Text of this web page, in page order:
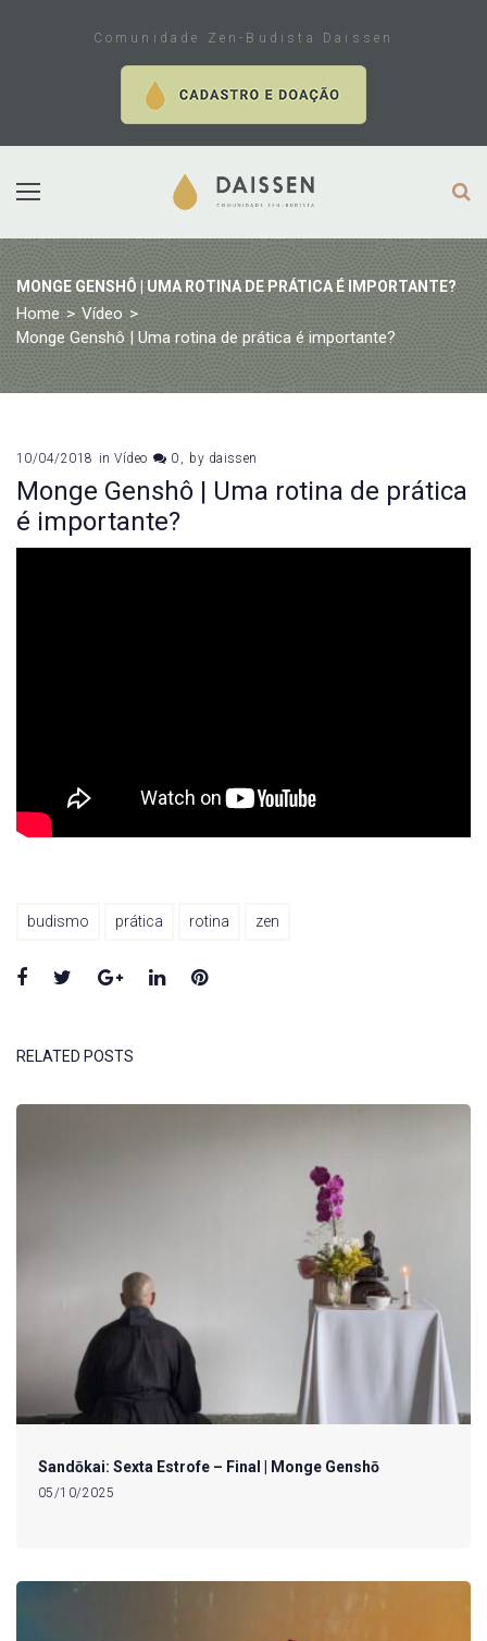
Comunidade Zen-Budista Daissen
MONGE GENSHÔ | UMA ROTINA DE PRÁTICA É IMPORTANTE?
Home > Vídeo >
Monge Genshô | Uma rotina de prática é importante?
10/04/2018 inVídeo 0 by daissen
Monge Genshô | Uma rotina de prática
é importante?
budismo prática rotina zen
Facebook
TwitterGoogle+LinkedInPinterest
RELATED POSTS
Sandōkai: Sexta Estrofe – Final | Monge Genshō
05/10/2025